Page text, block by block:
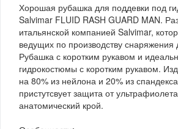
Хорошая рубашка для поддевки под
Salvimar FLUID RASH GUARD MAN.
итальянской компанией Salvimar,
ведущих по производству снаряжения
Рубашка с коротким рукавом и
гидрокостюмы с коротким рукавом.
на 80% из нейлона и 20% из
пристутсвует защита от
анатомический крой.